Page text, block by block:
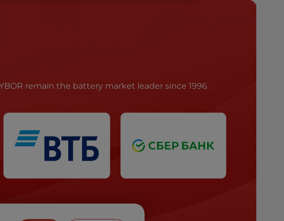
remain the battery market leader since 1996.